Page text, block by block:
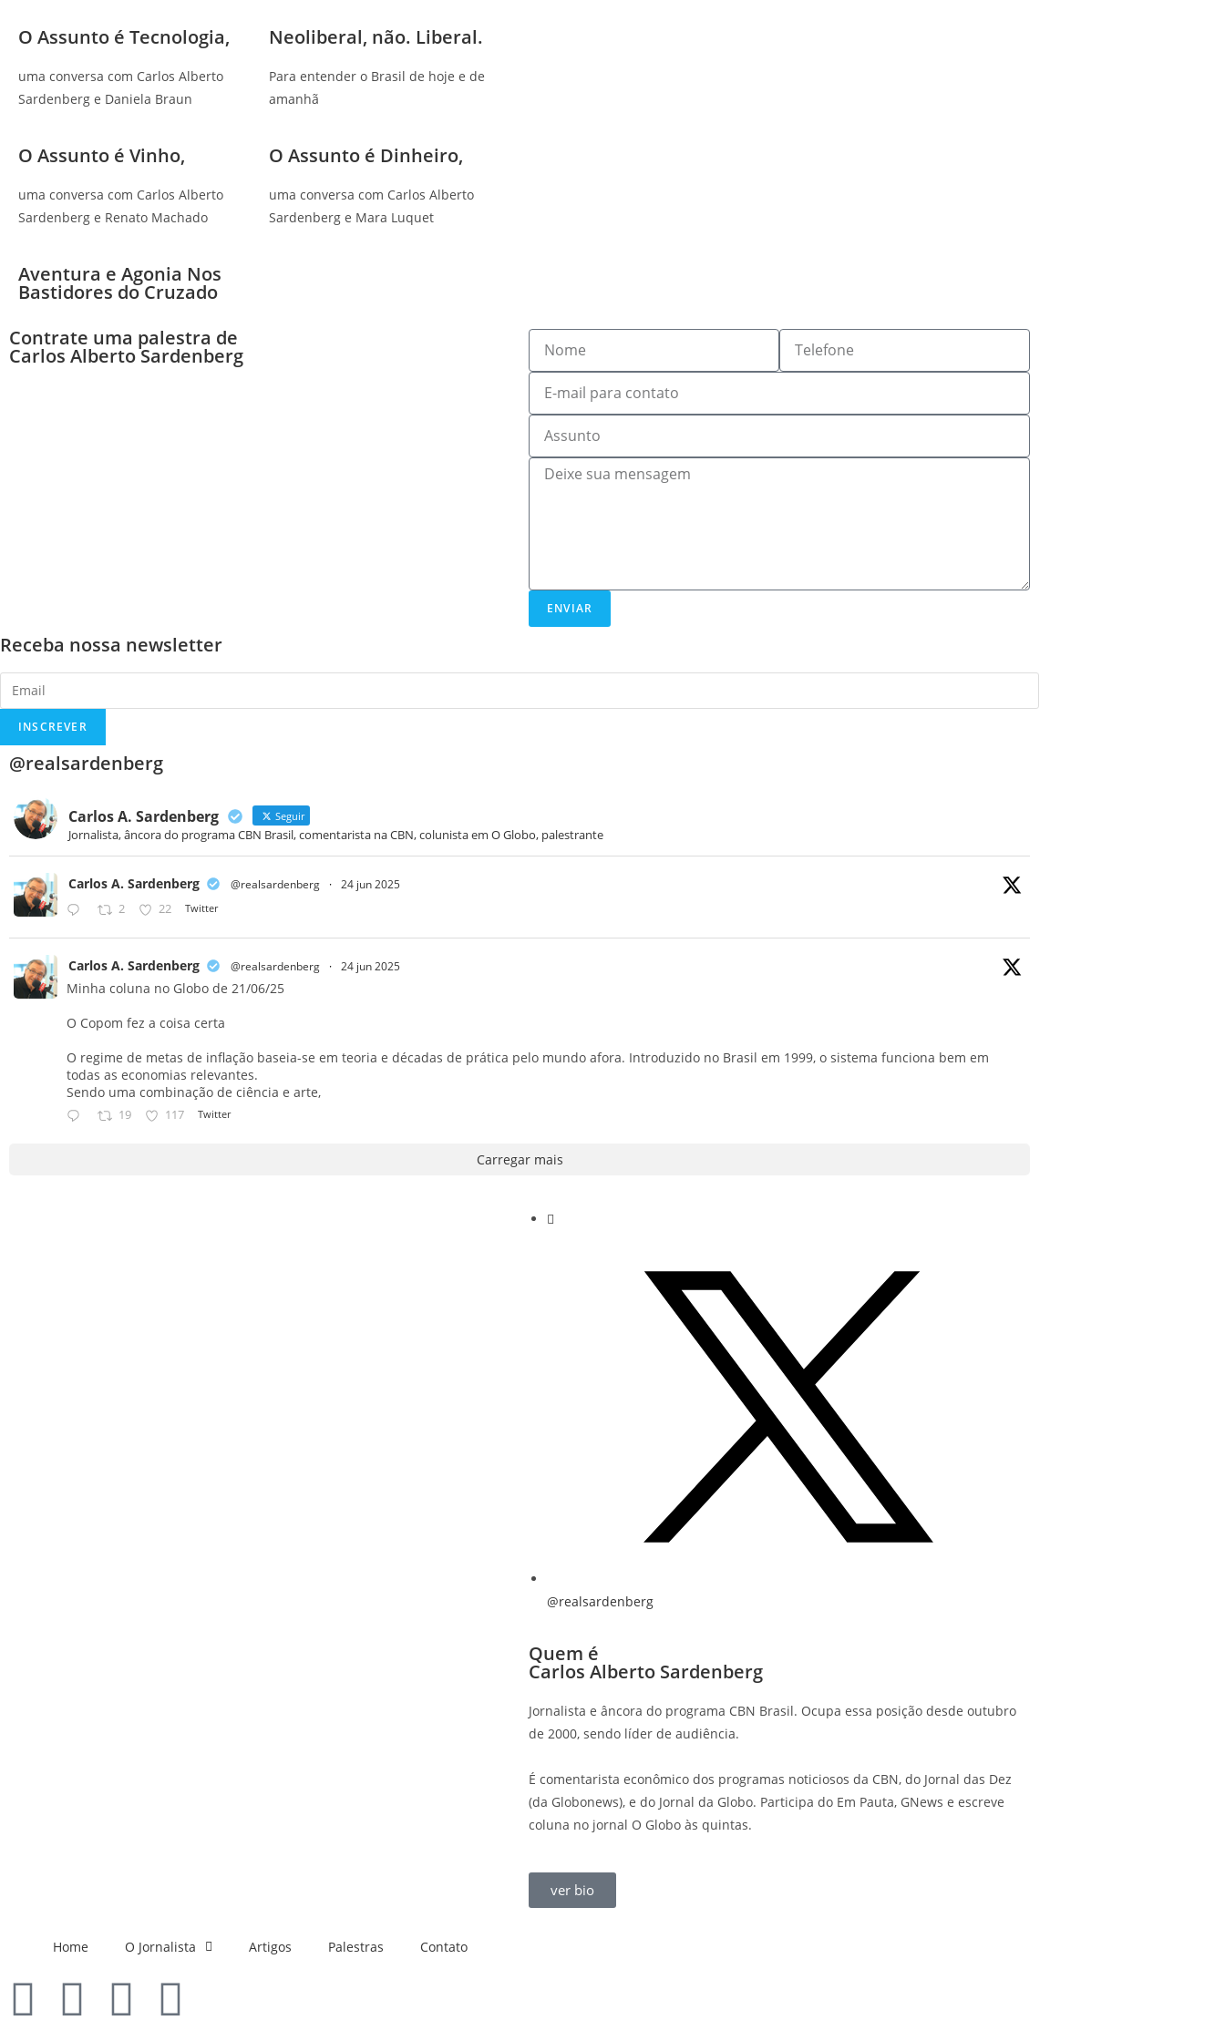
O Assunto é Tecnologia,
uma conversa com Carlos Alberto
Sardenberg e Daniela Braun
Neoliberal, não. Liberal.
Para entender o Brasil de hoje e de
amanhã
O Assunto é Vinho,
uma conversa com Carlos Alberto
Sardenberg e Renato Machado
O Assunto é Dinheiro,
uma conversa com Carlos Alberto
Sardenberg e Mara Luquet
Aventura e Agonia Nos
Bastidores do Cruzado
Contrate uma palestra de
Carlos Alberto Sardenberg
ENVIAR
Receba nossa newsletter
@realsardenberg
Carlos A. Sardenberg Seguir
Jornalista, âncora do programa CBN Brasil, comentarista na CBN, colunista em O Globo, palestrante
Carlos A. Sardenberg @realsardenberg · 24 jun 2025
2
22 Twitter
Carlos A. Sardenberg @realsardenberg · 24 jun 2025
Minha coluna no Globo de 21/06/25
O Copom fez a coisa certa
O regime de metas de inflação baseia-se em teoria e décadas de prática pelo mundo afora. Introduzido no Brasil em 1999, o sistema funciona bem em
todas as economias relevantes.
Sendo uma combinação de ciência e arte,
19 117 Twitter
Carregar mais
@realsardenberg
Quem é
Carlos Alberto Sardenberg
Jornalista e âncora do programa CBN Brasil. Ocupa essa posição desde outubro
de 2000, sendo líder de audiência.
É comentarista econômico dos programas noticiosos da CBN, do Jornal das Dez
(da Globonews), e do Jornal da Globo. Participa do Em Pauta, GNews e escreve
coluna no jornal O Globo às quintas.
ver bio
Home O Jornalista Artigos Palestras Contato